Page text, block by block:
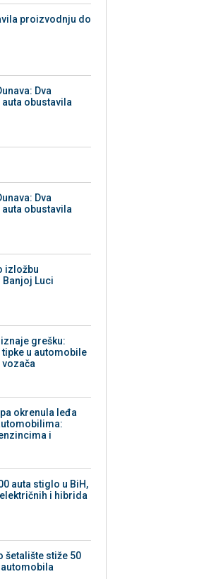
proizvodnju do
Dva
obustavila
Dva
obustavila
izložbu
Luci
grešku:
tipke u automobile
vozača
okrenula leđa
i
auta stiglo u BiH,
i hibrida
šetalište stiže 50